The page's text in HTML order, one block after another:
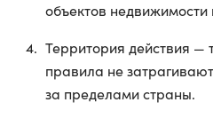
объектов
Территория действия —
правила не
за пределами страны.